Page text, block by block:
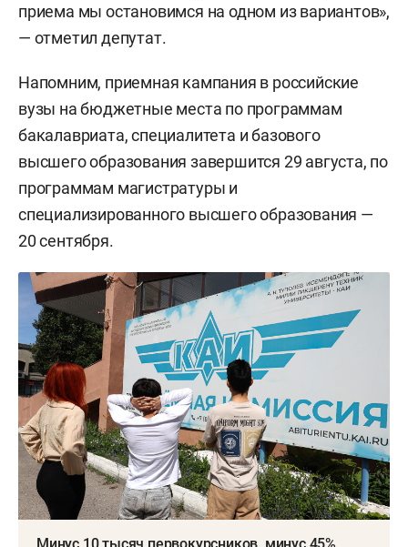
приема мы остановимся на одном из вариантов»,
— отметил депутат.
Напомним, приемная кампания в российские
вузы на бюджетные места по программам
бакалавриата, специалитета и базового
высшего образования завершится 29 августа, по
программам магистратуры и
специализированного высшего образования —
20 сентября.
Минус 10 тысяч первокурсников, минус 45%